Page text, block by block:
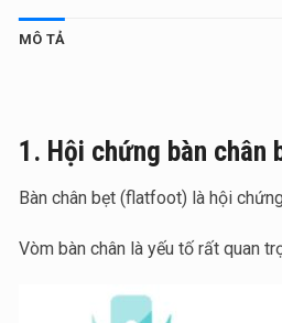
MÔ TẢ
1. Hội chứng bàn chân
Bàn chân bẹt (flatfoot) là hội
Vòm bàn chân là yếu tố rất quan